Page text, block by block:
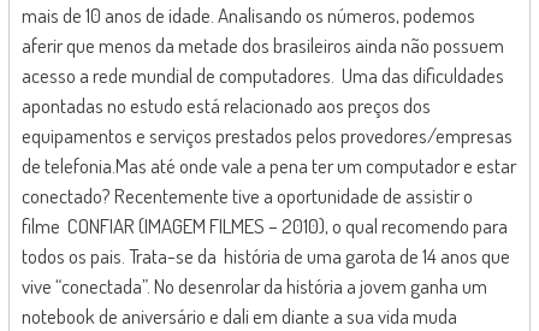
mais de 10 anos de idade. Analisando os números, podemos
aferir que menos da metade dos brasileiros ainda não possuem
acesso a rede mundial de computadores. Uma das dificuldades
apontadas no estudo está relacionado aos preços dos
equipamentos e serviços prestados pelos provedores/empresas
de telefonia.Mas até onde vale a pena ter um computador e estar
conectado? Recentemente tive a oportunidade de assistir o
filme CONFIAR (IMAGEM FILMES – 2010), o qual recomendo para
todos os pais. Trata-se da história de uma garota de 14 anos que
vive “conectada”. No desenrolar da história a jovem ganha um
notebook de aniversário e dali em diante a sua vida muda